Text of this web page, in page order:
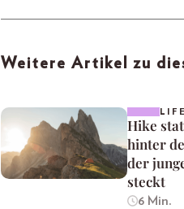
Weitere Artikel zu
Hike
hinter
der
steckt
6 Min.